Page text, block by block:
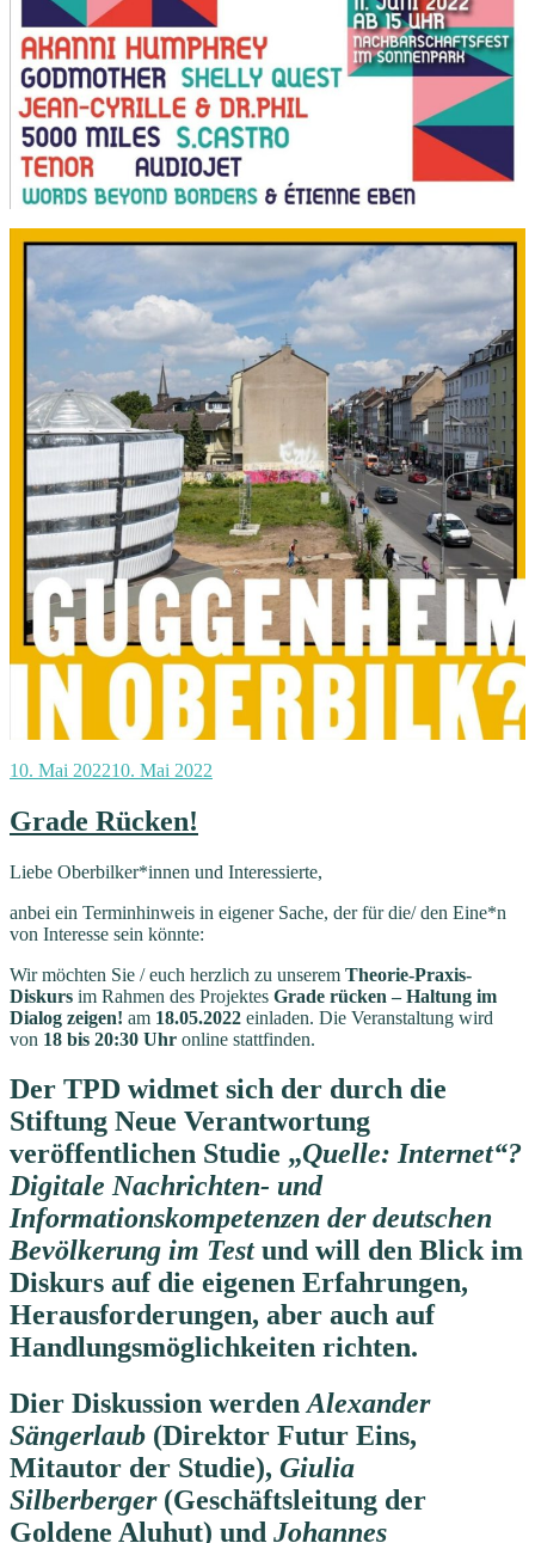
Veröffentlicht
10. Mai 202210. Mai 2022
Grade Rücken!
Liebe Oberbilker*innen und Interessierte,
anbei ein Terminhinweis in eigener Sache, der für die/ den Eine*n
von Interesse sein könnte:
Wir möchten Sie / euch herzlich zu unserem Theorie-Praxis-
Diskurs im Rahmen des Projektes Grade rücken – Haltung im
Dialog zeigen! am 18.05.2022 einladen. Die Veranstaltung wird
von 18 bis 20:30 Uhr online stattfinden.
Der TPD widmet sich der durch die
Stiftung Neue Verantwortung
veröffentlichen Studie „Quelle: Internet“?
Digitale Nachrichten- und
Informationskompetenzen der deutschen
Bevölkerung im Testund will den Blick im
Diskurs auf die eigenen Erfahrungen,
Herausforderungen, aber auch auf
Handlungsmöglichkeiten richten.
Dier Diskussion werdenAlexander
Sängerlaub (Direktor Futur Eins,
Mitautor der Studie), Giulia
Silberberger(Geschäftsleitung der
Goldene Aluhut) und Johannes